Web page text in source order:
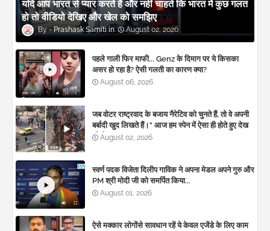
यदि आप भारत से प्यार करते है और नहीं चाहते कि भारत में कुछ गलत
हो तो वीडियो देखिए और खेल को समझिए
Prashask Samiti August 02, 2026
पहले गाली फिर माफी... Genz के दिमाग पर ये किसका
असर हो रहा है? ऐसी गलती का कारण क्या?
August 06, 2026
जब वोटर राष्ट्रवाद के बजाय नैरेटिव को चुनते हैं, तो वे अपनी
बर्बादी खुद लिखते हैं।" आज हम स्पेन में ऐसा ही होते हुए देख
रहे हैं। 🚨
August 02, 2026
स्वर्ण पदक विजेता दिलीप गाविक ने अपना मेडल अपने गुरु और
PM श्री मोदी जी को समर्पित किया...
August 01, 2026
ऐसे मक्कार लोगोंसे सावधान रहें ये केवल एजेंडे के लिए काम